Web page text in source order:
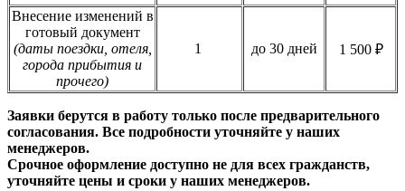
Внесение изменений в
готовый документ
(даты поездки, отеля,
города прибытия и
прочего)
1 до 30 дней 1 500 ₽
Заявки берутся в работу только после предварительного
согласования. Все подробности уточняйте у наших
менеджеров.
Срочное оформление доступно не для всех гражданств,
уточняйте цены и сроки у наших менеджеров.